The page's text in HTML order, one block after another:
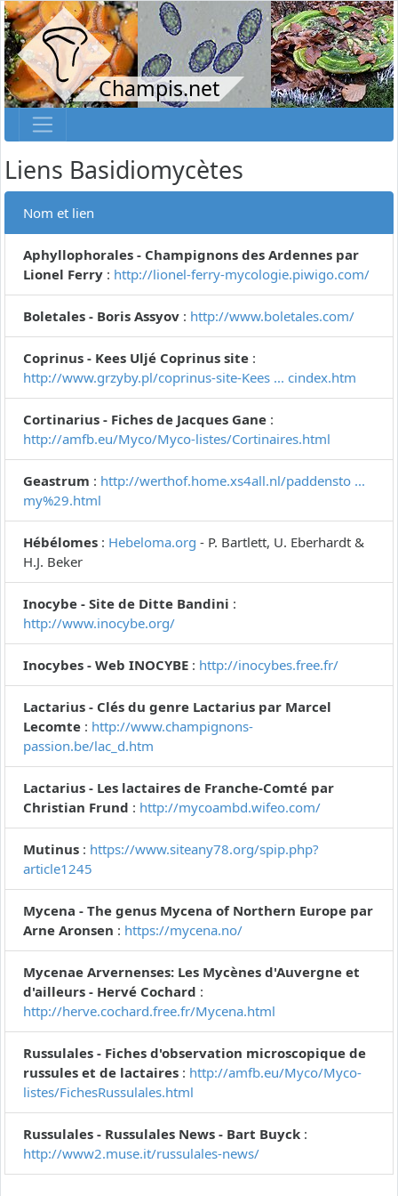
Champis.net
Liens Basidiomycètes
Nom et lien
Aphyllophorales - Champignons des Ardennes par
Lionel Ferry : http://lionel-ferry-mycologie.piwigo.com/
Boletales - Boris Assyov : http://www.boletales.com/
Coprinus - Kees Uljé Coprinus site :
http://www.grzyby.pl/coprinus-site-Kees ... cindex.htm
Cortinarius - Fiches de Jacques Gane :
http://amfb.eu/Myco/Myco-listes/Cortinaires.html
Geastrum : http://werthof.home.xs4all.nl/paddensto ...
my%29.html
Hébélomes : Hebeloma.org - P. Bartlett, U. Eberhardt &
H.J. Beker
Inocybe - Site de Ditte Bandini :
http://www.inocybe.org/
Inocybes - Web INOCYBE : http://inocybes.free.fr/
Lactarius - Clés du genre Lactarius par Marcel
Lecomte : http://www.champignons-
passion.be/lac_d.htm
Lactarius - Les lactaires de Franche-Comté par
Christian Frund : http://mycoambd.wifeo.com/
Mutinus : https://www.siteany78.org/spip.php?
article1245
Mycena - The genus Mycena of Northern Europe par
Arne Aronsen : https://mycena.no/
Mycenae Arvernenses: Les Mycènes d'Auvergne et
d'ailleurs - Hervé Cochard :
http://herve.cochard.free.fr/Mycena.html
Russulales - Fiches d'observation microscopique de
russules et de lactaires : http://amfb.eu/Myco/Myco-
listes/FichesRussulales.html
Russulales - Russulales News - Bart Buyck :
http://www2.muse.it/russulales-news/